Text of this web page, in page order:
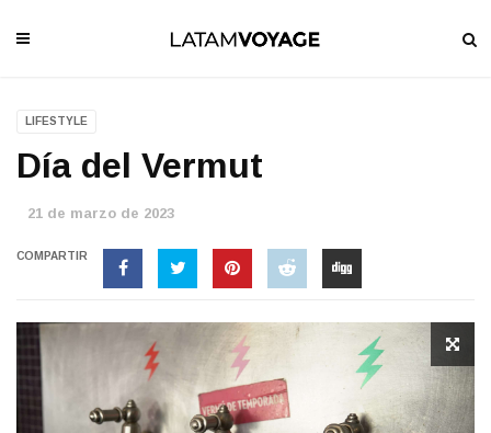
LIFESTYLE
Día del Vermut
21 de marzo de 2023
COMPARTIR